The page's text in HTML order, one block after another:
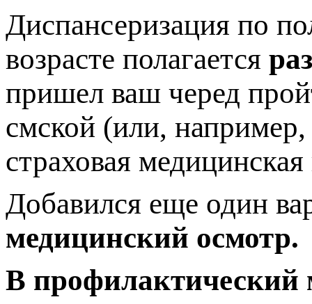
Диспансеризация по
возрасте полагается
пришел ваш черед
смской (или,
страховая
Добавился еще один
медицинский осмотр.
В профилактический